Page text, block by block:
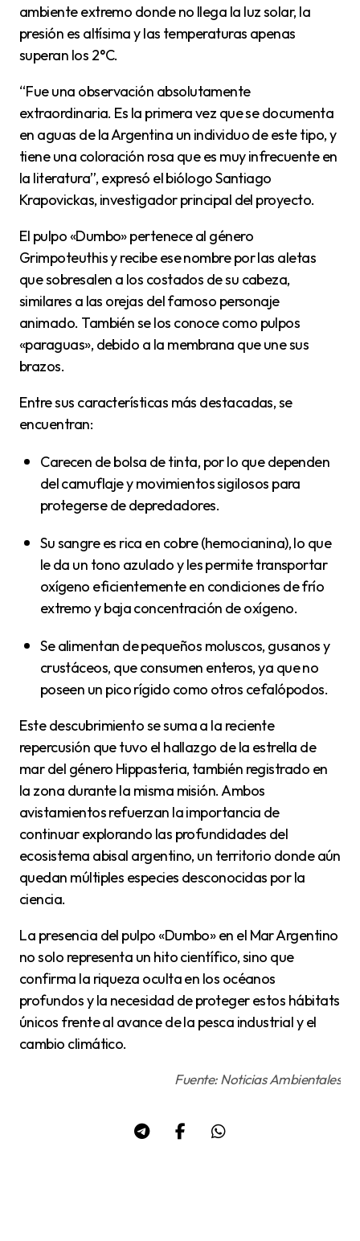
ambiente extremo donde no llega la luz solar, la
presión es altísima y las temperaturas apenas
superan los 2 °C.
“Fue una observación absolutamente
extraordinaria. Es la primera vez que se documenta
en aguas de la Argentina un individuo de este tipo, y
tiene una coloración rosa que es muy infrecuente en
la literatura”, expresó el biólogo Santiago
Krapovickas, investigador principal del proyecto.
El pulpo «Dumbo» pertenece al género
Grimpoteuthis y recibe ese nombre por las aletas
que sobresalen a los costados de su cabeza,
similares a las orejas del famoso personaje
animado. También se los conoce como pulpos
«paraguas», debido a la membrana que une sus
brazos.
Entre sus características más destacadas, se
encuentran:
Carecen de bolsa de tinta, por lo que dependen
del camuflaje y movimientos sigilosos para
protegerse de depredadores.
Su sangre es rica en cobre (hemocianina), lo que
le da un tono azulado y les permite transportar
oxígeno eficientemente en condiciones de frío
extremo y baja concentración de oxígeno.
Se alimentan de pequeños moluscos, gusanos y
crustáceos, que consumen enteros, ya que no
poseen un pico rígido como otros cefalópodos.
Este descubrimiento se suma a la reciente
repercusión que tuvo el hallazgo de la estrella de
mar del género Hippasteria, también registrado en
la zona durante la misma misión. Ambos
avistamientos refuerzan la importancia de
continuar explorando las profundidades del
ecosistema abisal argentino, un territorio donde aún
quedan múltiples especies desconocidas por la
ciencia.
La presencia del pulpo «Dumbo» en el Mar Argentino
no solo representa un hito científico, sino que
confirma la riqueza oculta en los océanos
profundos y la necesidad de proteger estos hábitats
únicos frente al avance de la pesca industrial y el
cambio climático.
Fuente: Noticias Ambientales